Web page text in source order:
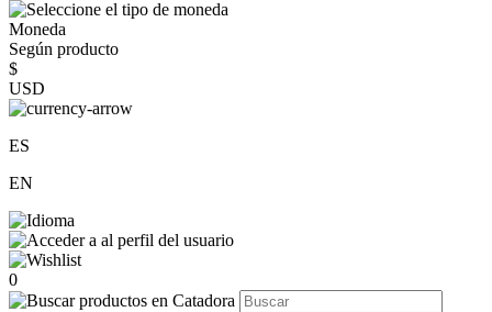
Moneda
Según producto
$
USD
ES
EN
0